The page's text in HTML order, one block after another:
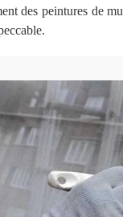
des peintures de